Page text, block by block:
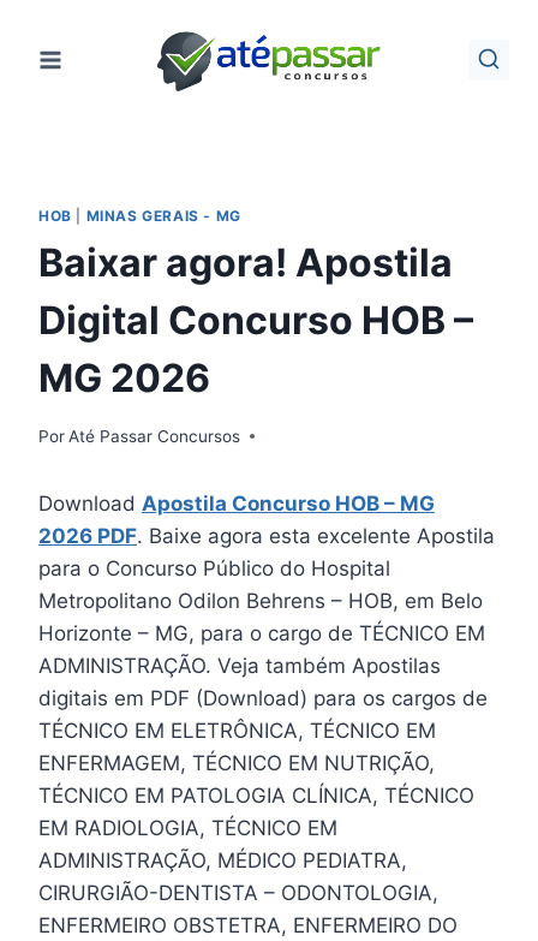
para
HOB MINAS GERAIS - MG
Baixar agora! Apostila
Digital Concurso HOB –
MG 2026
PorAté Passar Concursos
Download Apostila Concurso HOB – MG
2026 PDF. Baixe agora esta excelente Apostila
para o Concurso Público do Hospital
Metropolitano Odilon Behrens – HOB, em Belo
Horizonte – MG, para o cargo de TÉCNICO EM
ADMINISTRAÇÃO. Veja também Apostilas
digitais em PDF (Download) para os cargos de
TÉCNICO EM ELETRÔNICA, TÉCNICO EM
ENFERMAGEM, TÉCNICO EM NUTRIÇÃO,
TÉCNICO EM PATOLOGIA CLÍNICA, TÉCNICO
EM RADIOLOGIA, TÉCNICO EM
ADMINISTRAÇÃO, MÉDICO PEDIATRA,
CIRURGIÃO-DENTISTA – ODONTOLOGIA,
ENFERMEIRO OBSTETRA, ENFERMEIRO DO